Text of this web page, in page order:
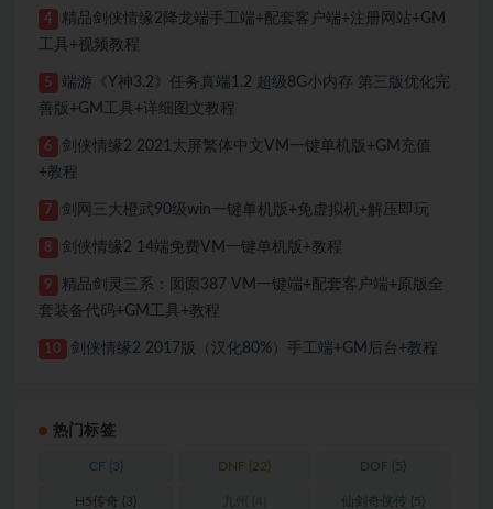
4
精品剑侠情缘2降龙端手工端+配套客户端+注册网站+GM
工具+视频教程
5
端游《Y神3.2》任务真端1.2 超级8G小内存 第三版优化完
善版+GM工具+详细图文教程
6
剑侠情缘2 2021大屏繁体中文VM一键单机版+GM充值
+教程
7 剑网三大橙武90级win一键单机版+免虚拟机+解压即玩
8 剑侠情缘2 14端免费VM一键单机版+教程
9
精品剑灵三系：囡囡387 VM一键端+配套客户端+原版全
套装备代码+GM工具+教程
10 剑侠情缘2 2017版（汉化80%）手工端+GM后台+教程
热门标签
CF (3) DNF (22) DOF (5)
H5传奇 (3) 仙剑奇侠传 (5)